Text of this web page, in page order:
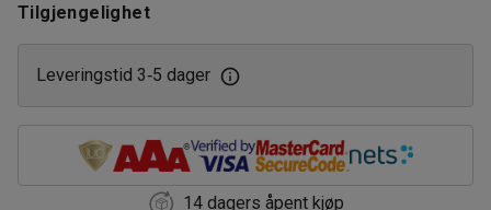
Tilgjengelighet
Leveringstid 3‑5 dager
14 dagers åpent kjøp